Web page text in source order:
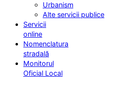
Urbanism
Alte servicii publice
Servicii
online
Nomenclatura
stradală
Monitorul
Oficial Local